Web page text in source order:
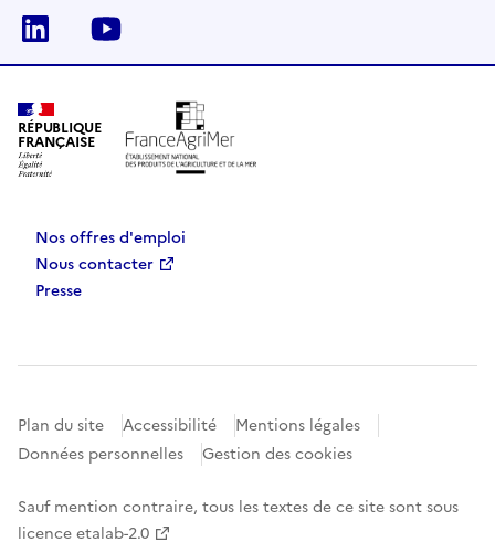
Linkedin
RÉPUBLIQUE
FRANÇAISE
Nos offres d'emploi
Nous contacter
Presse
Plan du site Accessibilité
Mentions légales
Données personnelles
Gestion des cookies
Sauf mention contraire, tous les textes de ce site sont sous
licence etalab-2.0